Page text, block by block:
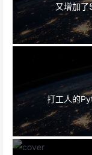
又增加
打工人的